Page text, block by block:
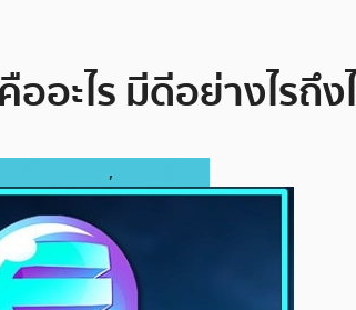
ออะไร มีดีอย่างไรถึ
,